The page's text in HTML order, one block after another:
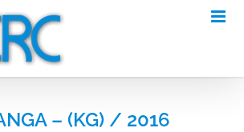
– (KG) / 2016